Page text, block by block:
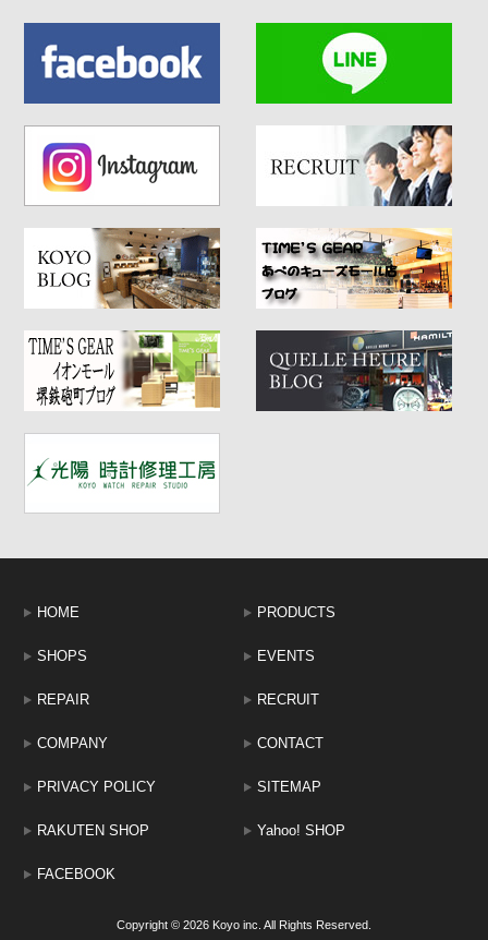
HOME PRODUCTS
SHOPS EVENTS
REPAIR RECRUIT
COMPANY CONTACT
PRIVACY POLICY SITEMAP
RAKUTEN SHOP Yahoo! SHOP
FACEBOOK
Copyright © 2026 Koyo inc. All Rights Reserved.